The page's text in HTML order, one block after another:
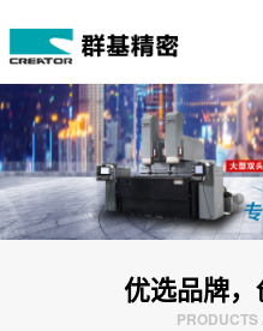
优选品牌